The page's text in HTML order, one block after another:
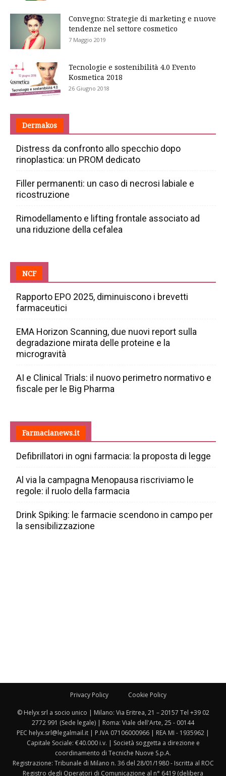
Convegno: Strategie di marketing e nuove
tendenze nel settore cosmetico
7 Maggio 2019
Tecnologie e sostenibilità 4.0 Evento
Kosmetica 2018
26 Giugno 2018
Dermakos
Distress da confronto allo specchio dopo
rinoplastica: un PROM dedicato
Filler permanenti: un caso di necrosi labiale e
ricostruzione
Rimodellamento e lifting frontale associato ad
una riduzione della cefalea
NCF
Rapporto EPO 2025, diminuiscono i brevetti
farmaceutici
EMA Horizon Scanning, due nuovi report sulla
degradazione mirata delle proteine e la
microgravità
AI e Clinical Trials: il nuovo perimetro normativo e
fiscale per le Big Pharma
Farmacianews.it
Defibrillatori in ogni farmacia: la proposta di legge
Al via la campagna Menopausa riscriviamo le
regole: il ruolo della farmacia
Drink Spiking: le farmacie scendono in campo per
la sensibilizzazione
Privacy Policy Cookie Policy
© Helyx srl a socio unico | Milano: Via Eritrea, 21 – 20157 Tel +39 02
2772 991 (Sede legale) | Roma: Viale dell'Arte, 25 - 00144
PEC helyx.srl@legalmail.it | P.IVA 07106000966 | REA MI - 1935962 |
Capitale Sociale: €40.000 i.v. | Società soggetta a direzione e
coordinamento di Tecniche Nuove S.p.A.
Registrazione: Tribunale di Milano n. 36 del 28/01/1980 - Iscritta al ROC
Registro degli Operatori di Comunicazione al n° 6419 (delibera